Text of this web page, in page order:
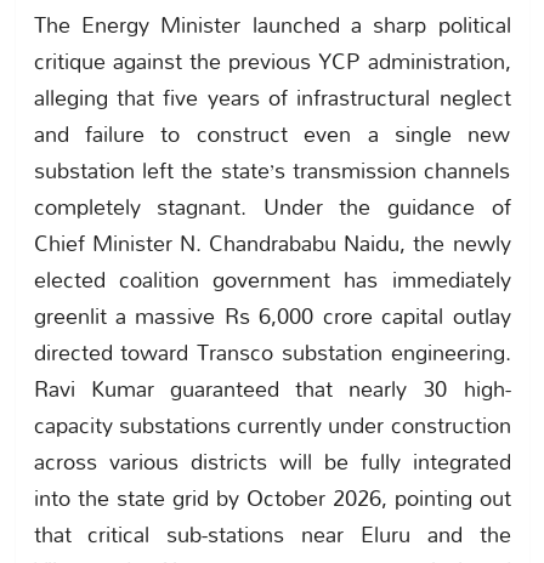
The Energy Minister launched a sharp political
critique against the previous YCP administration,
alleging that five years of infrastructural neglect
and failure to construct even a single new
substation left the state’s transmission channels
completely stagnant. Under the guidance of
Chief Minister N. Chandrababu Naidu, the newly
elected coalition government has immediately
greenlit a massive Rs 6,000 crore capital outlay
directed toward Transco substation engineering.
Ravi Kumar guaranteed that nearly 30 high-
capacity substations currently under construction
across various districts will be fully integrated
into the state grid by October 2026, pointing out
that critical sub-stations near Eluru and the